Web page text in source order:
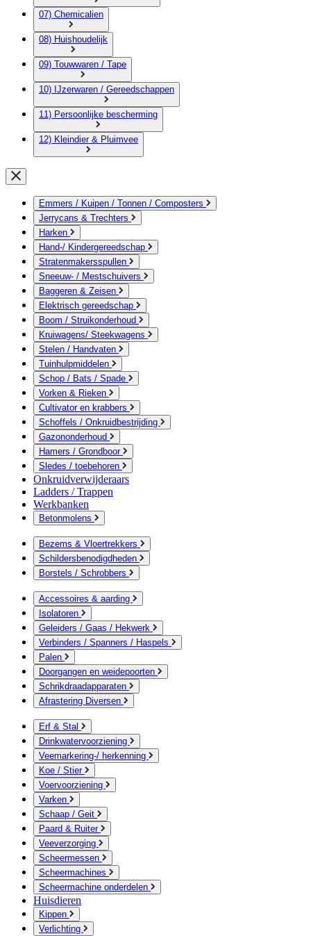
07) Chemicalien
08) Huishoudelijk
09) Touwwaren / Tape
10) IJzerwaren / Gereedschappen
11) Persoonlijke bescherming
12) Kleindier & Pluimvee
Emmers / Kuipen / Tonnen / Composters
Jerrycans & Trechters
Harken
Hand-/ Kindergereedschap
Stratenmakersspullen
Sneeuw- / Mestschuivers
Baggeren & Zeisen
Elektrisch gereedschap
Boom / Struikonderhoud
Kruiwagens/ Steekwagens
Stelen / Handvaten
Tuinhulpmiddelen
Schop / Bats / Spade
Vorken & Rieken
Cultivator en krabbers
Schoffels / Onkruidbestrijding
Gazononderhoud
Hamers / Grondboor
Sledes / toebehoren
Onkruidverwijderaars
Ladders / Trappen
Werkbanken
Betonmolens
Bezems & Vloertrekkers
Schildersbenodigdheden
Borstels / Schrobbers
Accessoires & aarding
Isolatoren
Geleiders / Gaas / Hekwerk
Verbinders / Spanners / Haspels
Palen
Doorgangen en weidepoorten
Schrikdraadapparaten
Afrastering Diversen
Erf & Stal
Drinkwatervoorziening
Veemarkering-/ herkenning
Koe / Stier
Voervoorziening
Varken
Schaap / Geit
Paard & Ruiter
Veeverzorging
Scheermessen
Scheermachines
Scheermachine onderdelen
Huisdieren
Kippen
Verlichting